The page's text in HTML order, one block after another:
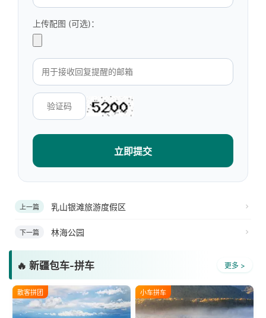
上传配图 (可选)：
立即提交
上一篇 乳山银滩旅游度假区
下一篇 林海公园
🔥 新疆包车-拼车 更多 >
散客拼团 小车拼车